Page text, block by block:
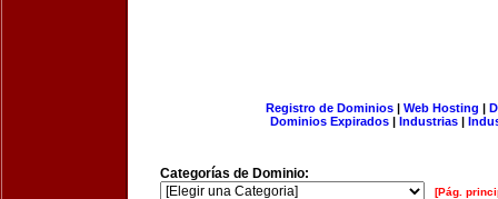
Registro de Dominios| Web Hosting |
Dominios Expirados | Industrias |
Categorías de Dominio:
[Pág.